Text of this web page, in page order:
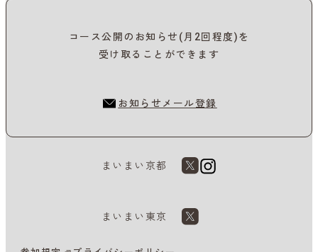
コース公開のお知らせ(月2回程度)を
受け取ることができます
お知らせメール登録
まいまい京都
まいまい東京